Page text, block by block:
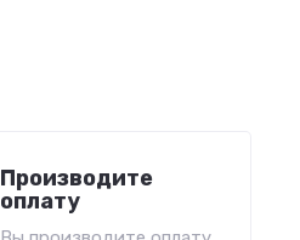
Производите
оплату